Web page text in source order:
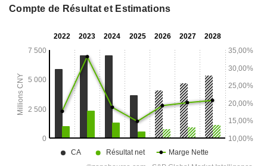
Compte de Résultat et Estimations